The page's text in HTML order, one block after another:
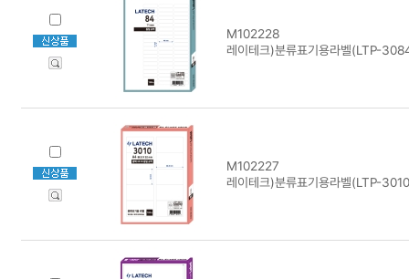
M102228
레이테크)분류표기용라벨(LTP-
M102227
레이테크)분류표기용라벨(LTP-